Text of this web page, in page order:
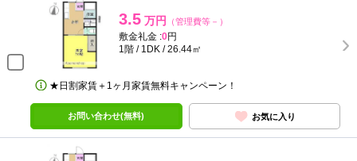
3.5 万円 （管理費等－）
敷金礼金 :0円
1階 / 1DK / 26.44㎡
★日割家賃＋1ヶ月家賃無料キャンペーン！
お問い合わせ(無料) お気に入り